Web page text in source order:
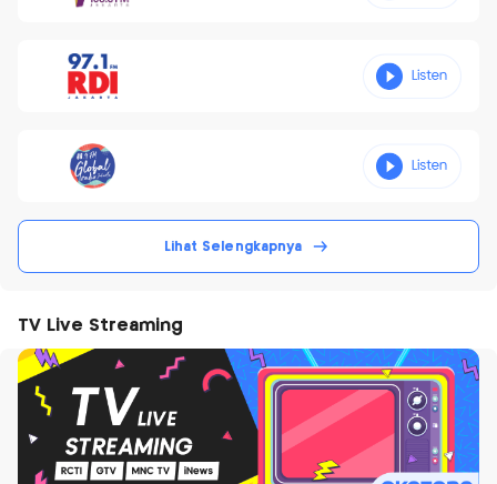
Lihat Selengkapnya
TV Live Streaming